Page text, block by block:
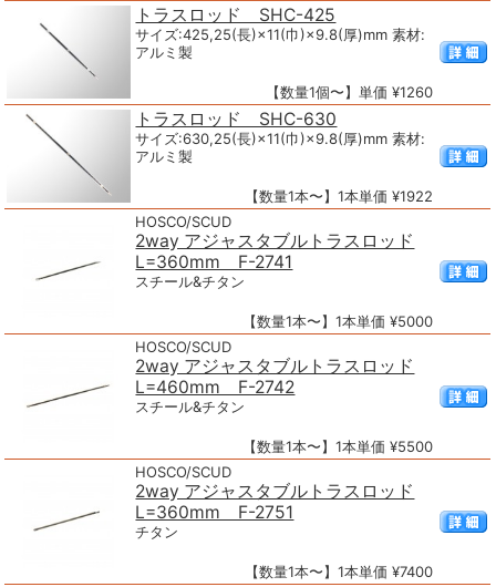
トラスロッド SHC-425
サイズ:425,25(長)×11(巾)×9.8(厚)mm 素材:
アルミ製
【数量1個〜】単価 ¥1260
トラスロッド SHC-630
サイズ:630,25(長)×11(巾)×9.8(厚)mm 素材:
アルミ製
【数量1本〜】1本単価 ¥1922
HOSCO/SCUD
2way アジャスタブルトラスロッド
L=360mm F-2741
スチール&チタン
【数量1本〜】1本単価 ¥5000
HOSCO/SCUD
2way アジャスタブルトラスロッド
L=460mm F-2742
スチール&チタン
【数量1本〜】1本単価 ¥5500
HOSCO/SCUD
2way アジャスタブルトラスロッド
L=360mm F-2751
チタン
【数量1本〜】1本単価 ¥7400